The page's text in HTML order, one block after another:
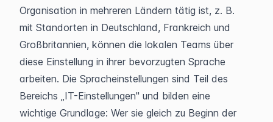
Organisation in mehreren Ländern tätig ist, z. B.
mit Standorten in Deutschland, Frankreich und
Großbritannien, können die lokalen Teams über
diese Einstellung in ihrer bevorzugten Sprache
arbeiten. Die Spracheinstellungen sind Teil des
Bereichs „IT-Einstellungen" und bilden eine
wichtige Grundlage: Wer sie gleich zu Beginn der